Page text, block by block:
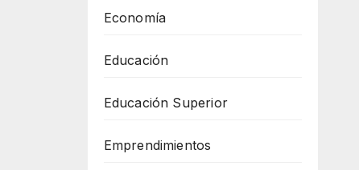
Economía
Educación
Educación Superior
Emprendimientos